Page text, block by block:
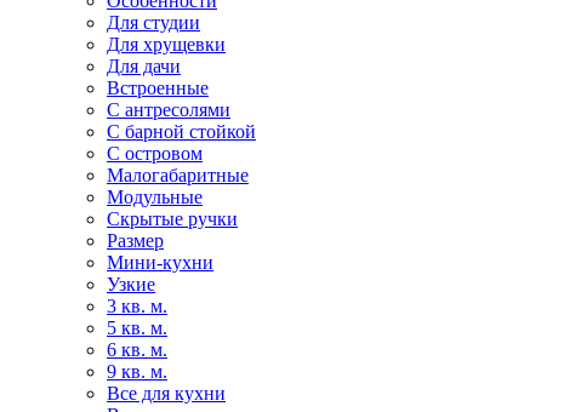
Для студии
Для хрущевки
Для дачи
Встроенные
С антресолями
С барной стойкой
С островом
Малогабаритные
Модульные
Скрытые ручки
Размер
Мини-кухни
Узкие
3 кв. м.
5 кв. м.
6 кв. м.
9 кв. м.
Все для кухни